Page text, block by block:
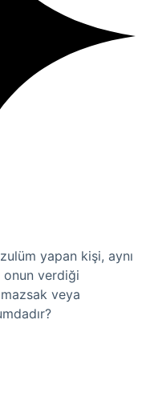
yapan kişi, aynı
verdiği
veya